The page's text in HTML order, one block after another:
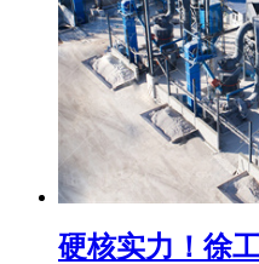
硬核实力！徐